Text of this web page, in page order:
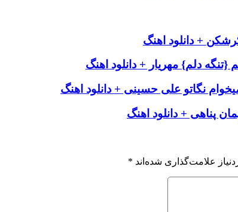
+ دانلود اهنگ
دلم} مهریار + دانلود اهنگ
نگاتو علی حسینی + دانلود اهنگ
پناهی + دانلود اهنگ
علامت‌گذاری شده‌اند *